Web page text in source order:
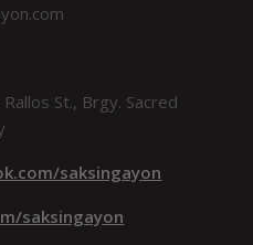
St., Brgy. Sacred
saksingayon
saksingayon